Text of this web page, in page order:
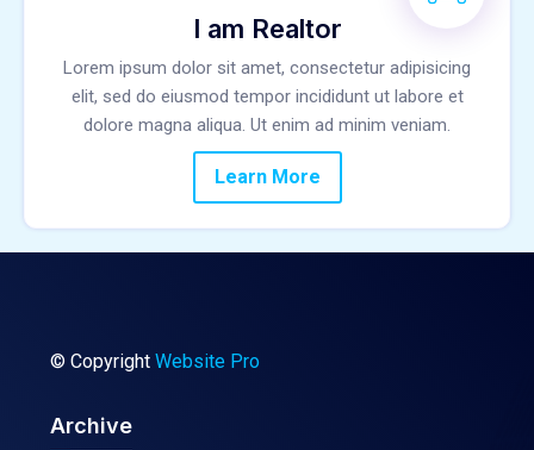
I am Realtor
Lorem ipsum dolor sit amet, consectetur adipisicing
elit, sed do eiusmod tempor incididunt ut labore et
dolore magna aliqua. Ut enim ad minim veniam.
Learn More
© Copyright Website Pro
Archive